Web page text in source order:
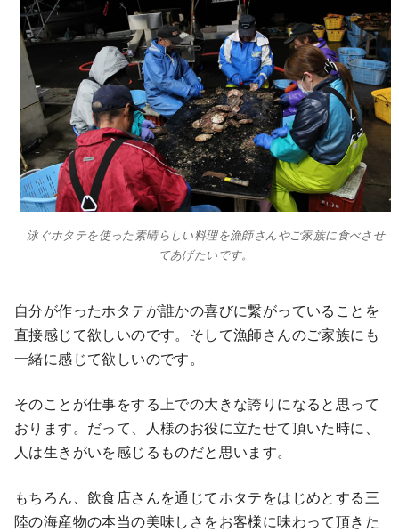
泳ぐホタテを使った素晴らしい料理を漁師さんやご家族に食べさせ
てあげたいです。
自分が作ったホタテが誰かの喜びに繋がっていることを
直接感じて欲しいのです。そして漁師さんのご家族にも
一緒に感じて欲しいのです。
そのことが仕事をする上での大きな誇りになると思って
おります。だって、人様のお役に立たせて頂いた時に、
人は生きがいを感じるものだと思います。
もちろん、飲食店さんを通じてホタテをはじめとする三
陸の海産物の本当の美味しさをお客様に味わって頂きた